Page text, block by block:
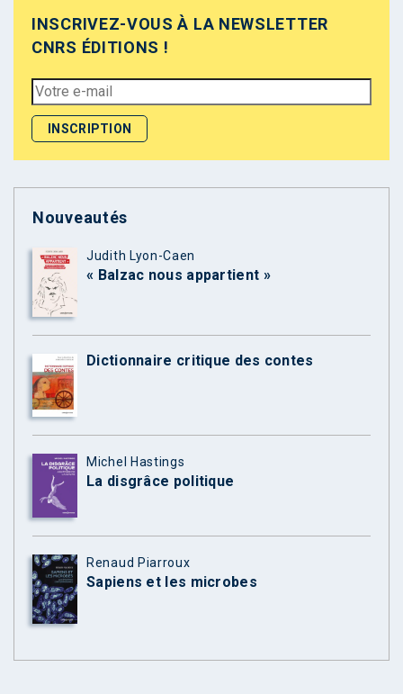
INSCRIVEZ-VOUS À LA NEWSLETTER
CNRS ÉDITIONS !
Nouveautés
Judith Lyon-Caen
« Balzac nous appartient »
Dictionnaire critique des contes
Michel Hastings
La disgrâce politique
Renaud Piarroux
Sapiens et les microbes